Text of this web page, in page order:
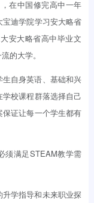
在中国修完高中一年
迪学院学习安大略省
安大略省高中毕业文
的大学。
自身英语、基础和兴
校课程群落选择自己
证让每一个学生都有
须满足STEAM教学需
学指导和未来职业探